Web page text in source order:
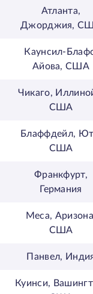
Атланта,
Джорджия,
Каунсил-
Айова, США
Чикаго,
США
Блаффдейл,
США
Франкфурт,
Германия
Меса,
США
Панвел,
Куинси,